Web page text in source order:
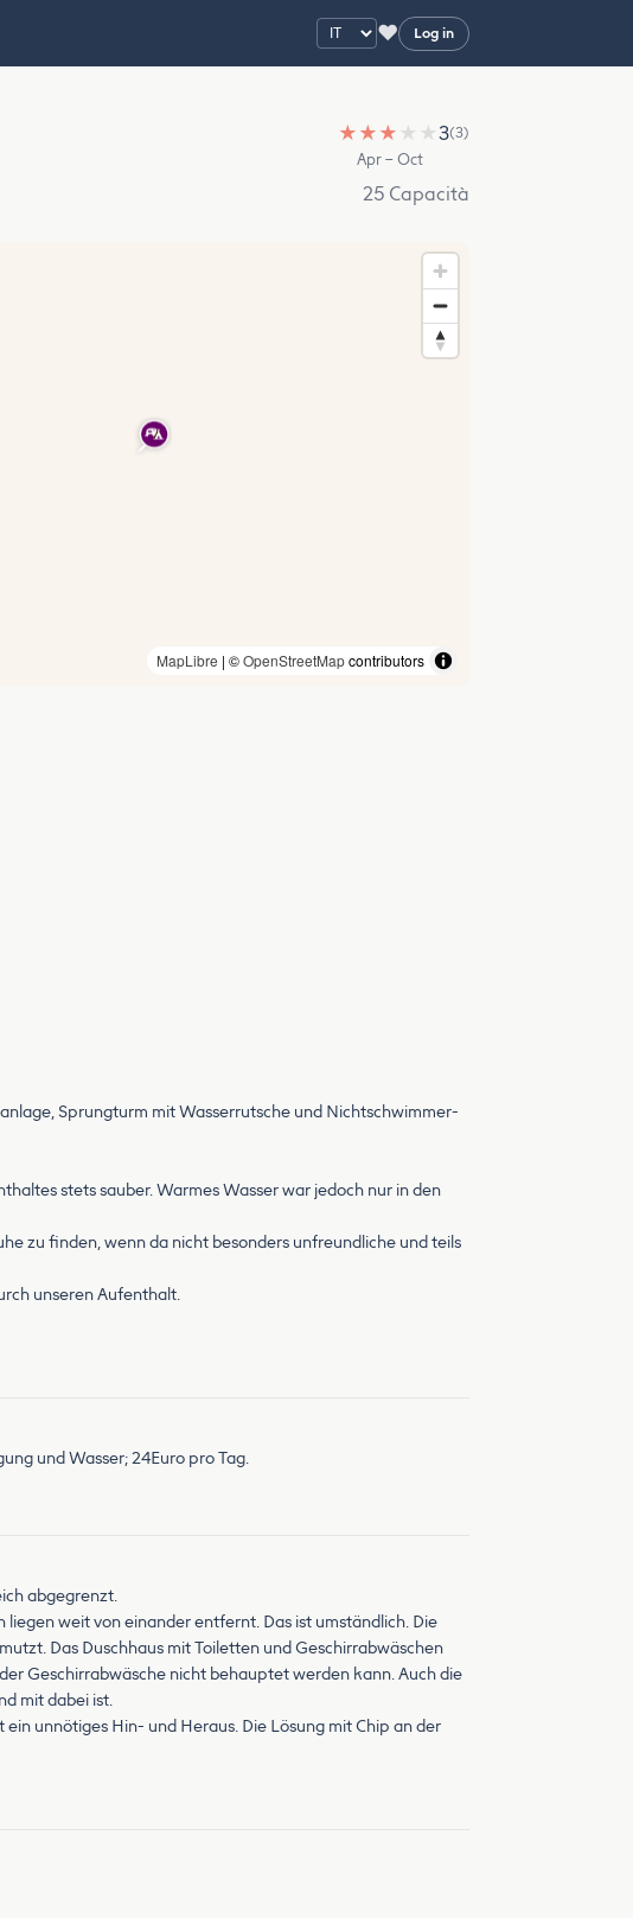
♥ Log in
★ ★ ★ ★ ★3(3)
Apr – Oct
25 Capacità
MapLibre | ©OpenStreetMapcontributors
Sprungturm mit Wasserrutsche und Nichtschwimmer-
stets sauber. Warmes Wasser war jedoch nur in den
zu finden, wenn da nicht besonders unfreundliche und teils
unseren Aufenthalt.
und Wasser; 24Euro pro Tag.
abgegrenzt.
weit von einander entfernt. Das ist umständlich. Die
Das Duschhaus mit Toiletten und Geschirrabwäschen
Geschirrabwäsche nicht behauptet werden kann. Auch die
mit dabei ist.
unnötiges Hin- und Heraus. Die Lösung mit Chip an der